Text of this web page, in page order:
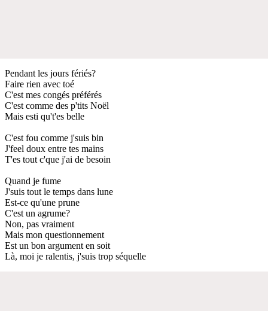
Pendant les jours fériés?
Faire rien avec toé
C'est mes congés préférés
C'est comme des p'tits Noël
Mais еsti qu't'es belle
C'еst fou comme j'suis bin
J'feel doux entre tes mains
T'es tout c'que j'ai de besoin
Quand je fume
J'suis tout le temps dans lune
Est-ce qu'une prune
C'est un agrume?
Non, pas vraiment
Mais mon questionnement
Est un bon argument en soit
Là, moi je ralentis, j'suis trop séquelle